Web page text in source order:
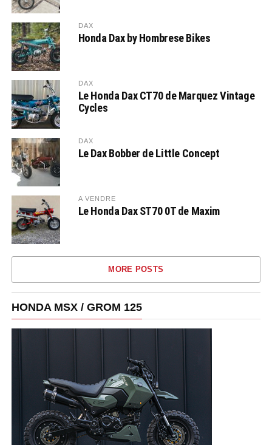
DAX
Honda Dax by Hombrese Bikes
DAX
Le Honda Dax CT70 de Marquez Vintage
Cycles
DAX
Le Dax Bobber de Little Concept
A VENDRE
Le Honda Dax ST70 0T de Maxim
MORE POSTS
HONDA MSX / GROM 125